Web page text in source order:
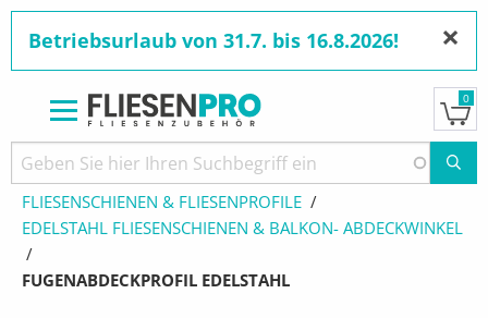
zum
Inhalt
Betriebsurlaub von 31.7. bis 16.8.2026! ×
0
Pfadnavigation
STARTSEITE
PRODUKTE
FLIESENSCHIENEN & FLIESENPROFILE
EDELSTAHL FLIESENSCHIENEN & BALKON- ABDECKWINKEL
AKTUELL:
FUGENABDECKPROFIL EDELSTAHL